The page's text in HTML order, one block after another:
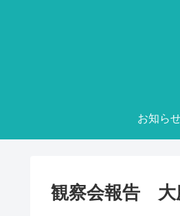
お知ら
観察会報告 大